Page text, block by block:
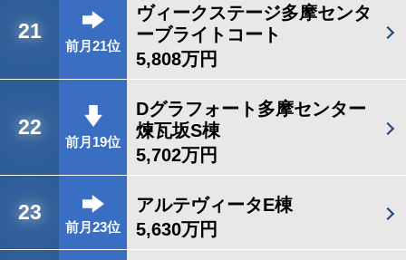
21
前月21位
ヴィークステージ多摩センタ
ーブライトコート
5,808万円
22
前月19位
Dグラフォート多摩センター
煉瓦坂S棟
5,702万円
23
前月23位
アルテヴィータE棟
5,630万円